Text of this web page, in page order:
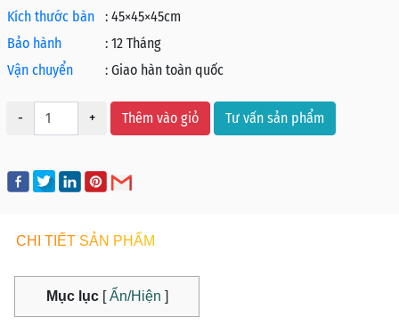
Kích thước bàn
: 45×45×45cm
Bảo hành
: 12 Tháng
Vận chuyển
: Giao hàn toàn quốc
- + Thêm vào giỏ Tư vấn sản phẩm
CHI TIẾT SẢN PHẨM
Mục lục[Ẩn/Hiện ]